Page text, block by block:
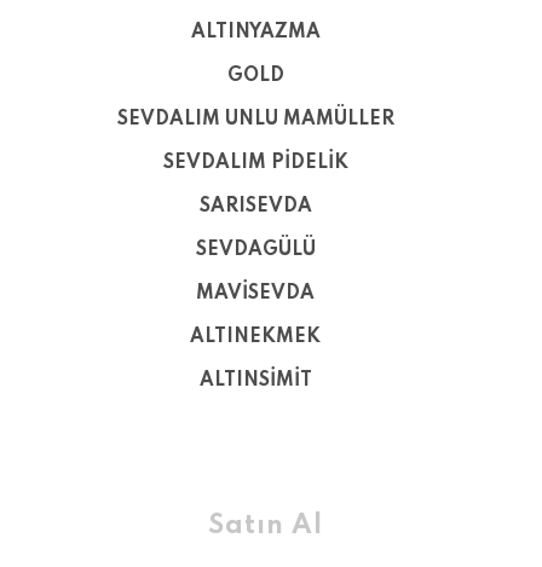
ALTINYAZMA
GOLD
SEVDALIM UNLU MAMÜLLER
SEVDALIM PİDELİK
SARISEVDA
SEVDAGÜLÜ
MAVİSEVDA
ALTINEKMEK
ALTINSİMİT
Satın Al